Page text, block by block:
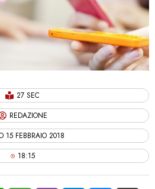
27 SEC
REDAZIONE
15 FEBBRAIO 2018
18:15